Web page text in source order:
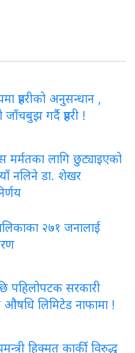
प्रहरीको अनुसन्धान ,
जाँचबुझ गर्दै प्रहरी !
मर्मतका लागि छुट्याइएको
नलिने डा. शेखर
२७१ जनालाई
पहिलोपटक सरकारी
लिमिटेड नाफामा !
हिक्मत कार्की विरुद्ध